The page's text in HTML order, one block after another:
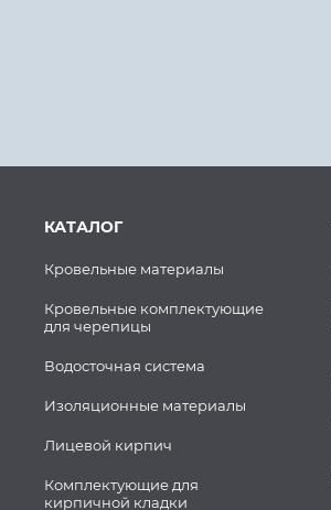
КАТАЛОГ
Кровельные материалы
Кровельные комплектующие
для черепицы
Водосточная система
Изоляционные материалы
Лицевой кирпич
Комплектующие для
кирпичной кладки